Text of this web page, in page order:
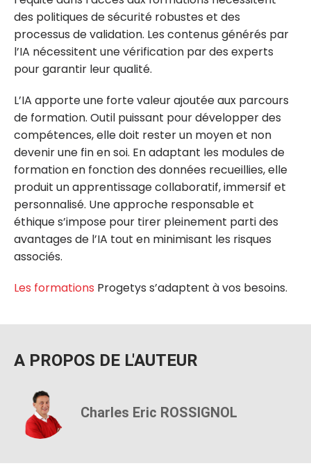
des politiques de sécurité robustes et des
processus de validation. Les contenus générés par
l’IA nécessitent une vérification par des experts
pour garantir leur qualité.
L’IA apporte une forte valeur ajoutée aux parcours
de formation. Outil puissant pour développer des
compétences, elle doit rester un moyen et non
devenir une fin en soi. En adaptant les modules de
formation en fonction des données recueillies, elle
produit un apprentissage collaboratif, immersif et
personnalisé. Une approche responsable et
éthique s’impose pour tirer pleinement parti des
avantages de l’IA tout en minimisant les risques
associés.
Les formations Progetys s’adaptent à vos besoins.
A PROPOS DE L'AUTEUR
Charles Eric ROSSIGNOL